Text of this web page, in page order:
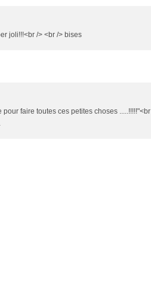
joli!!!<br /> <br /> bises
faire toutes ces petites choses .....!!!!!"<br